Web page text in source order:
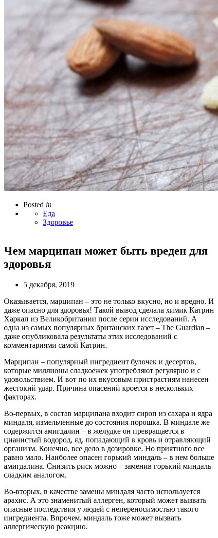
Posted in
Еда
Здоровье
Чем марципан может быть вреден для
здоровья
5 декабря, 2019
Оказывается, марципан – это не только вкусно, но и вредно. И
даже опасно для здоровья! Такой вывод сделала химик Катрин
Харкап из Великобритании после серии исследований. А
одна из самых популярных британских газет – The Guardian –
даже опубликовала результаты этих исследований с
комментариями самой Катрин.
Марципан – популярный ингредиент булочек и десертов,
которые миллионы сладкоежек употребляют регулярно и с
удовольствием. И вот по их вкусовым пристрастиям нанесен
жестокий удар. Причина опасений кроется в нескольких
факторах.
Во-первых, в состав марципана входит сироп из сахара и ядра
миндаля, измельченные до состояния порошка. В миндале же
содержится амигдалин – в желудке он превращается в
цианистый водород, яд, попадающий в кровь и отравляющий
организм. Конечно, все дело в дозировке. Но приятного все
равно мало. Наиболее опасен горький миндаль – в нем больше
амигдалина. Снизить риск можно – заменив горький миндаль
сладким аналогом.
Во-вторых, в качестве замены миндаля часто используется
арахис. А это знаменитый аллерген, который может вызвать
опасные последствия у людей с непереносимостью такого
ингредиента. Впрочем, миндаль тоже может вызвать
аллергическую реакцию.